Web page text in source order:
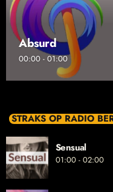
Absurd
00:00 - 01:00
STRAKS OP RADIO
Sensual
01:00 - 02:00